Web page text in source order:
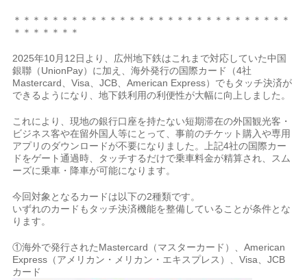
＊＊＊＊＊＊＊＊＊＊＊＊＊＊＊＊＊＊＊＊＊＊＊＊＊＊＊＊＊
＊＊＊＊＊＊＊
2025年10月12日より、広州地下鉄はこれまで対応していた中国
銀聯（UnionPay）に加え、海外発行の国際カード（4社
Mastercard、Visa、JCB、American Express）でもタッチ決済が
できるようになり、地下鉄利用の利便性が大幅に向上しました。
これにより、現地の銀行口座を持たない短期滞在の外国観光客・
ビジネス客や在留外国人等にとって、事前のチケット購入や専用
アプリのダウンロードが不要になりました。上記4社の国際カー
ドをゲート通過時、タッチするだけで乗車料金が精算され、スム
ーズに乗車・降車が可能になります。
今回対象となるカードは以下の2種類です。
いずれのカードもタッチ決済機能を整備していることが条件とな
ります。
①海外で発行されたMastercard（マスターカード）、American
Express（アメリカン・メリカン・エキスプレス）、Visa、JCB
カード